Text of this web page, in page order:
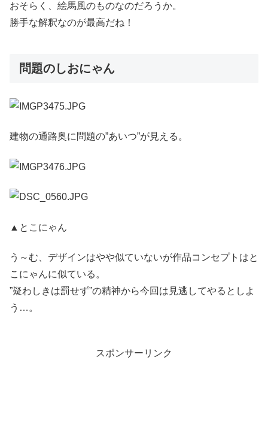
おそらく、絵馬風のものなのだろうか。
勝手な解釈なのが最高だね！
問題のしおにゃん
建物の通路奥に問題の”あいつ”が見える。
▲とこにゃん
う～む、デザインはやや似ていないが作品コンセプトはと
こにゃんに似ている。
”疑わしきは罰せず”の精神から今回は見逃してやるとしよ
う…。
スポンサーリンク